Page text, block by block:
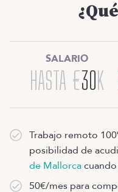
SALARIO
HASTA €30K
Trabajo remoto
posibilidad de
de Mallorca
50€/mes para